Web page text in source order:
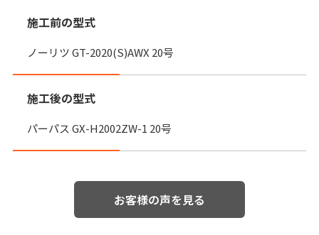
施工前の型式
ノーリツ GT-2020(S)AWX 20号
施工後の型式
パーパス GX-H2002ZW-1 20号
お客様の声を見る